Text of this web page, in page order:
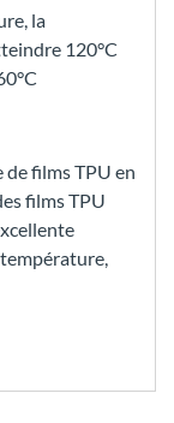
la
120°C
de films TPU en
films TPU